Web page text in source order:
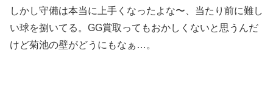
しかし守備は本当に上手くなったよな〜、当たり前に難し
い球を捌いてる。GG賞取ってもおかしくないと思うんだ
けど菊池の壁がどうにもなぁ…。